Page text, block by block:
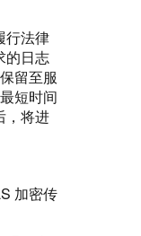
行法律
的日志
留至服
短时间
，将进
加密传